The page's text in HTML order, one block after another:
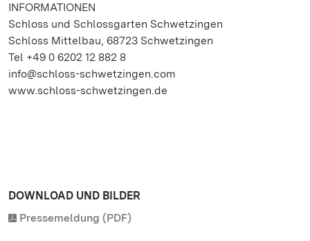
INFORMATIONEN
Schloss und Schlossgarten Schwetzingen
Schloss Mittelbau, 68723 Schwetzingen
Tel +49 0 6202 12 882 8
info@schloss-schwetzingen.com
www.schloss-schwetzingen.de
DOWNLOAD UND BILDER
Pressemeldung (PDF)